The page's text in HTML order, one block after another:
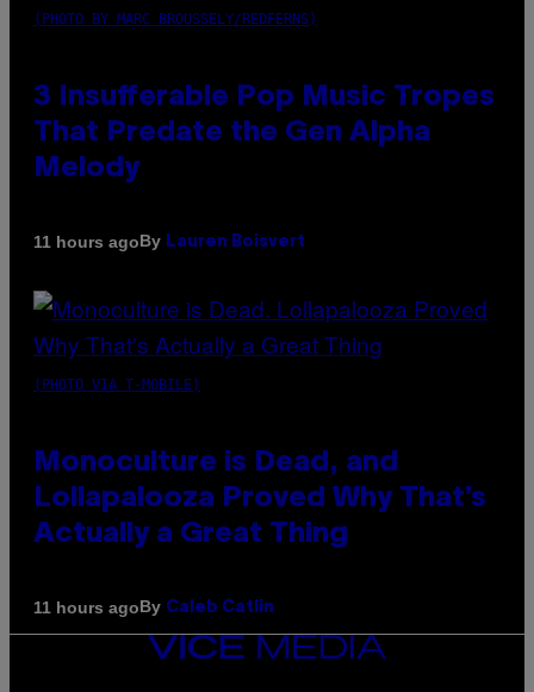
(PHOTO BY MARC BROUSSELY/REDFERNS)
3 Insufferable Pop Music Tropes
That Predate the Gen Alpha
Melody
11 hours agoBy Lauren Boisvert
(PHOTO VIA T-MOBILE)
Monoculture is Dead, and
Lollapalooza Proved Why That’s
Actually a Great Thing
11 hours agoBy Caleb Catlin
VICE